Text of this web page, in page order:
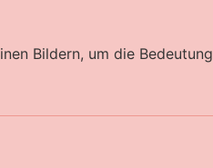
Bildern, um die Bedeutung